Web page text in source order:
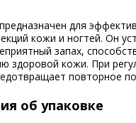
для
кожи и ногтей. Он
запах,
здоровой кожи. При
повторное
об упаковке